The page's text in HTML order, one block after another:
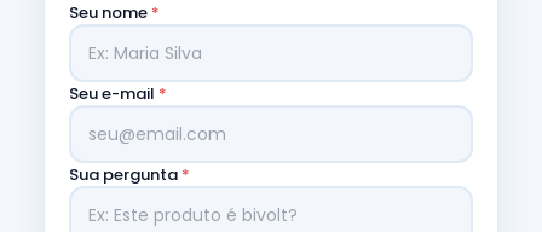
Seu nome *
Seu e-mail *
Sua pergunta *